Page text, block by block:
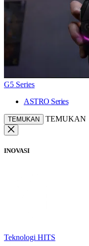
G5 Series
ASTRO Series
TEMUKAN TEMUKAN
INOVASI
Teknologi HITS